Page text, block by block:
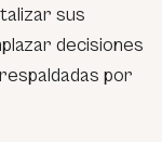
sus
decisiones
por